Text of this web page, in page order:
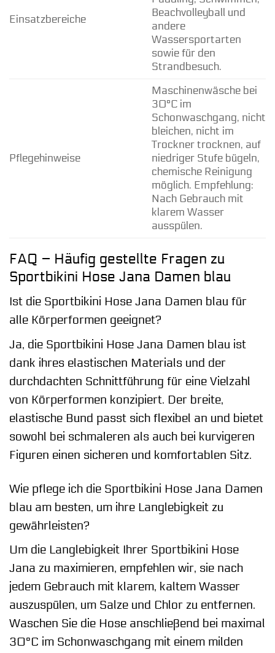
Einsatzbereiche
Beachvolleyball und
andere
Wassersportarten
sowie für den
Strandbesuch.
Pflegehinweise
Maschinenwäsche bei
30°C im
Schonwaschgang, nicht
bleichen, nicht im
Trockner trocknen, auf
niedriger Stufe bügeln,
chemische Reinigung
möglich. Empfehlung:
Nach Gebrauch mit
klarem Wasser
ausspülen.
FAQ – Häufig gestellte Fragen zu
Sportbikini Hose Jana Damen blau
Ist die Sportbikini Hose Jana Damen blau für
alle Körperformen geeignet?
Ja, die Sportbikini Hose Jana Damen blau ist
dank ihres elastischen Materials und der
durchdachten Schnittführung für eine Vielzahl
von Körperformen konzipiert. Der breite,
elastische Bund passt sich flexibel an und bietet
sowohl bei schmaleren als auch bei kurvigeren
Figuren einen sicheren und komfortablen Sitz.
Wie pflege ich die Sportbikini Hose Jana Damen
blau am besten, um ihre Langlebigkeit zu
gewährleisten?
Um die Langlebigkeit Ihrer Sportbikini Hose
Jana zu maximieren, empfehlen wir, sie nach
jedem Gebrauch mit klarem, kaltem Wasser
auszuspülen, um Salze und Chlor zu entfernen.
Waschen Sie die Hose anschließend bei maximal
30°C im Schonwaschgang mit einem milden